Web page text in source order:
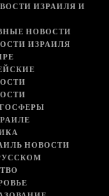
ИЗРАИЛЯ И
НОВОСТИ
ИЗРАИЛЯ
НОВОСТИ